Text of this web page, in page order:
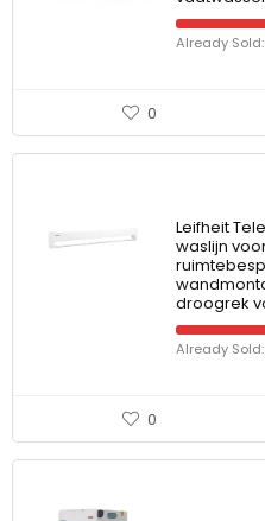
Already
0
Leifheit
waslijn
droogrek
Already
0